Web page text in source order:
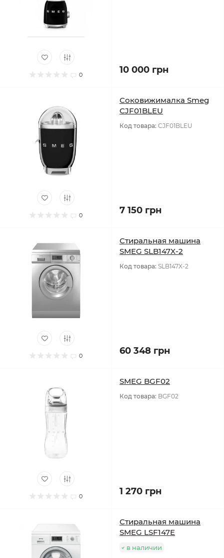
0 10 000 грн
0
Соковижималка Smeg
CJF01BLEU
Код товара: CJF01BLEU
7 150 грн
0
Стиральная машина
SMEG SLB147X-2
Код товара: SLB147X-2
60 348 грн
0
SMEG BGF02
Код товара: BGF02
1 270 грн
Стиральная машина
SMEG LSF147E
в наличии